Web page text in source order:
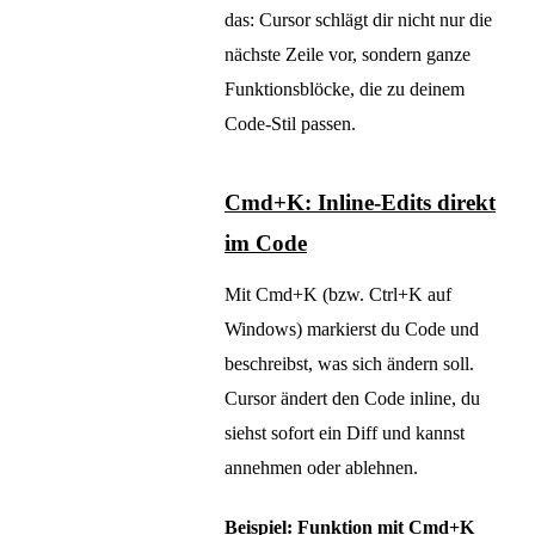
das: Cursor schlägt dir nicht nur die
nächste Zeile vor, sondern ganze
Funktionsblöcke, die zu deinem
Code-Stil passen.
Cmd+K: Inline-Edits direkt
im Code
Mit Cmd+K (bzw. Ctrl+K auf
Windows) markierst du Code und
beschreibst, was sich ändern soll.
Cursor ändert den Code inline, du
siehst sofort ein Diff und kannst
annehmen oder ablehnen.
Beispiel: Funktion mit Cmd+K